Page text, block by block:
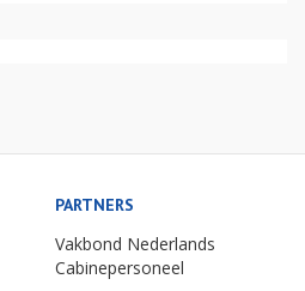
PARTNERS
Vakbond Nederlands
Cabinepersoneel